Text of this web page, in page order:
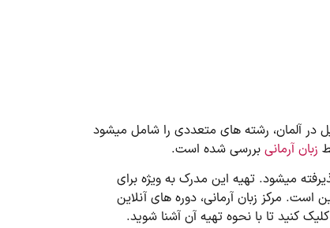
در آلمان، رشته­ های متعددی را شامل می­شود
زبان آرمانی بررسی شده است.
می­شود. تهیه این مدرک به ویژه برای
مرکز زبان آرمانی، دوره­ های آنلاین
کنید تا با نحوه تهیه آن آشنا شوید.